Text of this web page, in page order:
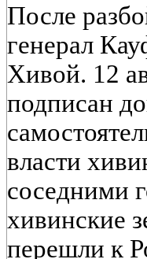
После
генерал
Хивой. 12
подписан
власти
соседними
хивинские
перешли к